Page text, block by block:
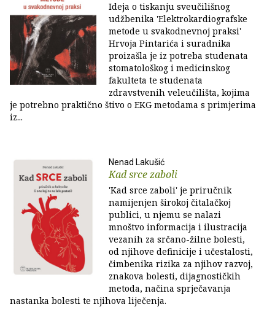
Ideja o tiskanju sveučilišnog
udžbenika 'Elektrokardiografske
metode u svakodnevnoj praksi'
Hrvoja Pintarića i suradnika
proizašla je iz potreba studenata
stomatološkog i medicinskog
fakulteta te studenata
zdravstvenih veleučilišta, kojima
je potrebno praktično štivo o EKG metodama s primjerima
iz...
Nenad Lakušić
Kad srce zaboli
'Kad srce zaboli' je priručnik
namijenjen širokoj čitalačkoj
publici, u njemu se nalazi
mnoštvo informacija i ilustracija
vezanih za srčano-žilne bolesti,
od njihove definicije i učestalosti,
čimbenika rizika za njihov razvoj,
znakova bolesti, dijagnostičkih
metoda, načina sprječavanja
nastanka bolesti te njihova liječenja.